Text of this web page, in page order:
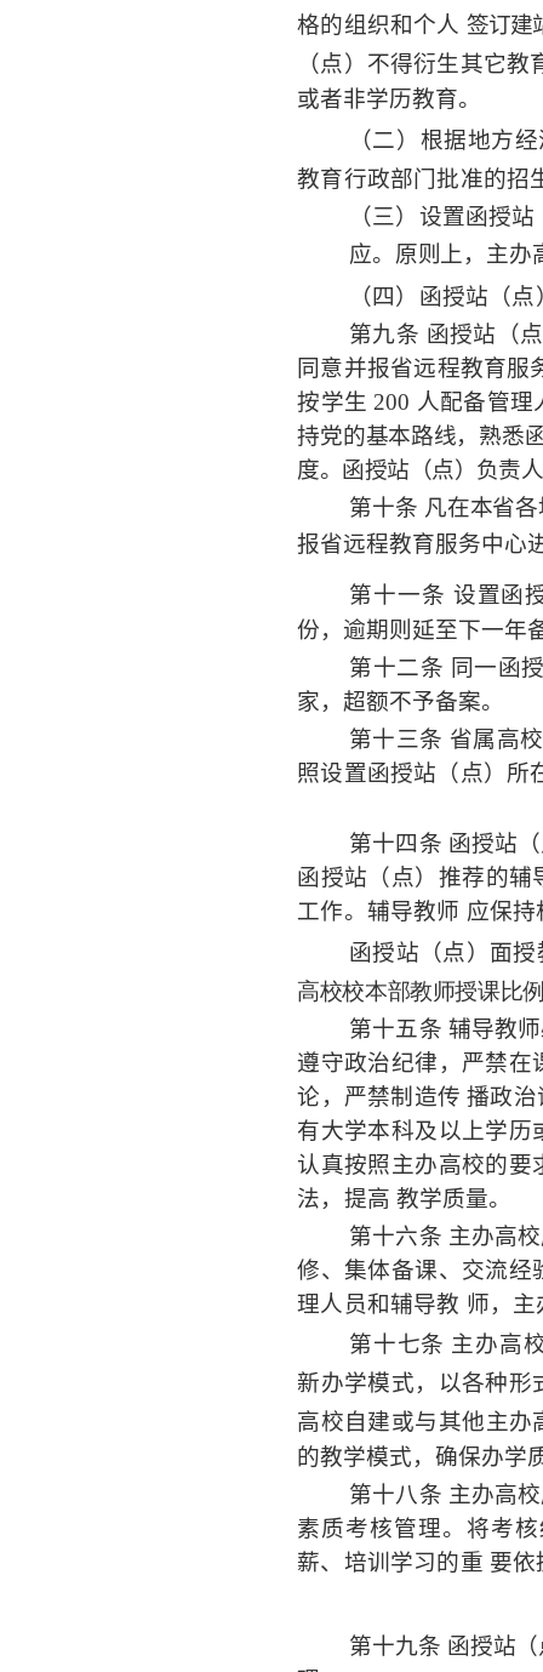
格的组织和个人 签订建
（点）不得衍生其它
或者非学历教育。
（二）根据地方
教育行政部门批准的招
（三）设置函授
应。原则上，主办
（四）函授站（
第九条 函授站（
同意并报省远程教育服
按学生 200 人配备管
持党的基本路线，熟悉
度。函授站（点）负责
第十条 凡在本省
报省远程教育服务中心
第十一条 设置函
份，逾期则延至下一年
第十二条 同一函
家，超额不予备案。
第十三条 省属高
照设置函授站（点）所
第十四条 函授站
函授站（点）推荐的辅
工作。辅导教师 应保持
函授站（点）面
高校校本部教师授课比
第十五条 辅导教
遵守政治纪律，严禁在
论，严禁制造传 播政治
有大学本科及以上学历
认真按照主办高校的要
法，提高 教学质量。
第十六条 主办高
修、集体备课、交流经
理人员和辅导教 师，主
第十七条 主办高
新办学模式，以各种形
高校自建或与其他主办
的教学模式，确保办学
第十八条 主办高
素质考核管理。将考
薪、培训学习的重 要依
第十九条 函授站